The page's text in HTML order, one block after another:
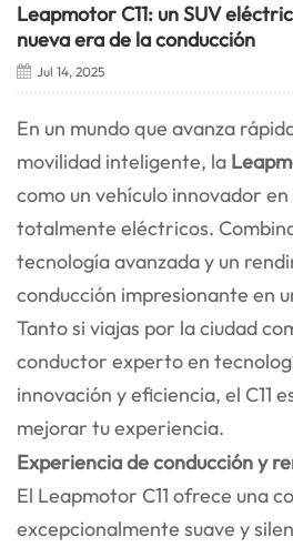
Leapmotor C11: un SUV
nueva era de la conducción
Jul 14, 2025
En un mundo que avanza
movilidad inteligente, la
como un vehículo innovador
totalmente eléctricos.
tecnología avanzada y un
conducción impresionante en
Tanto si viajas por la ciudad
conductor experto en
innovación y eficiencia, el C11
mejorar tu experiencia.
Experiencia de conducción y
El Leapmotor C11 ofrece una
excepcionalmente suave y